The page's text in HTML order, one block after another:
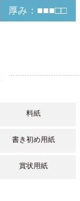
厚み：■■■□□
料紙
書き初め用紙
賞状用紙